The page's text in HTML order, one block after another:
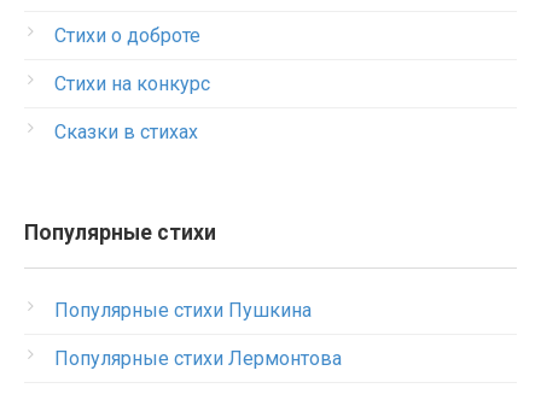
Стихи о доброте
Стихи на конкурс
Сказки в стихах
Популярные стихи
Популярные стихи Пушкина
Популярные стихи Лермонтова